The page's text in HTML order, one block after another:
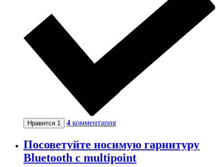
Нравится 1 4 комментария
Посоветуйте носимую гарнитуру
Bluetooth с multipoint